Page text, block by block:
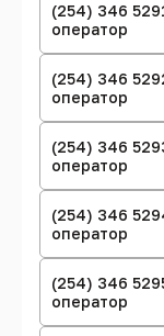
(254) 346
оператор
(254) 346
оператор
(254) 346
оператор
(254) 346
оператор
(254) 346
оператор